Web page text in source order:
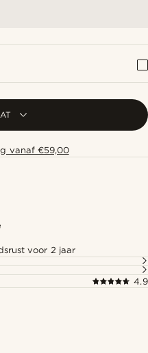
vanaf €59,00
voor 2 jaar
4.9